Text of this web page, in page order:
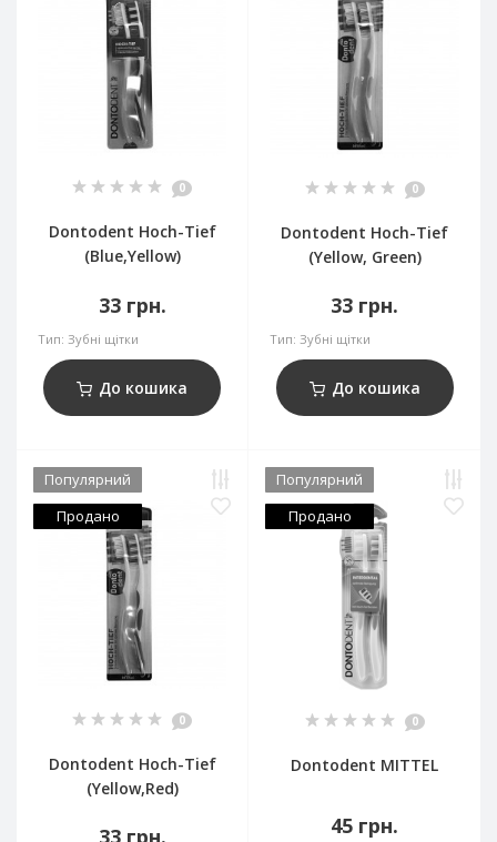
0
Dontodent Hoch-Tief
(Blue,Yellow)
33 грн.
Тип: Зубні щітки
До кошика
0
Dontodent Hoch-Tief
(Yellow, Green)
33 грн.
Тип: Зубні щітки
До кошика
Популярний
Продано
0
Dontodent Hoch-Tief
(Yellow,Red)
33 грн.
Популярний
Продано
0
Dontodent MITTEL
45 грн.